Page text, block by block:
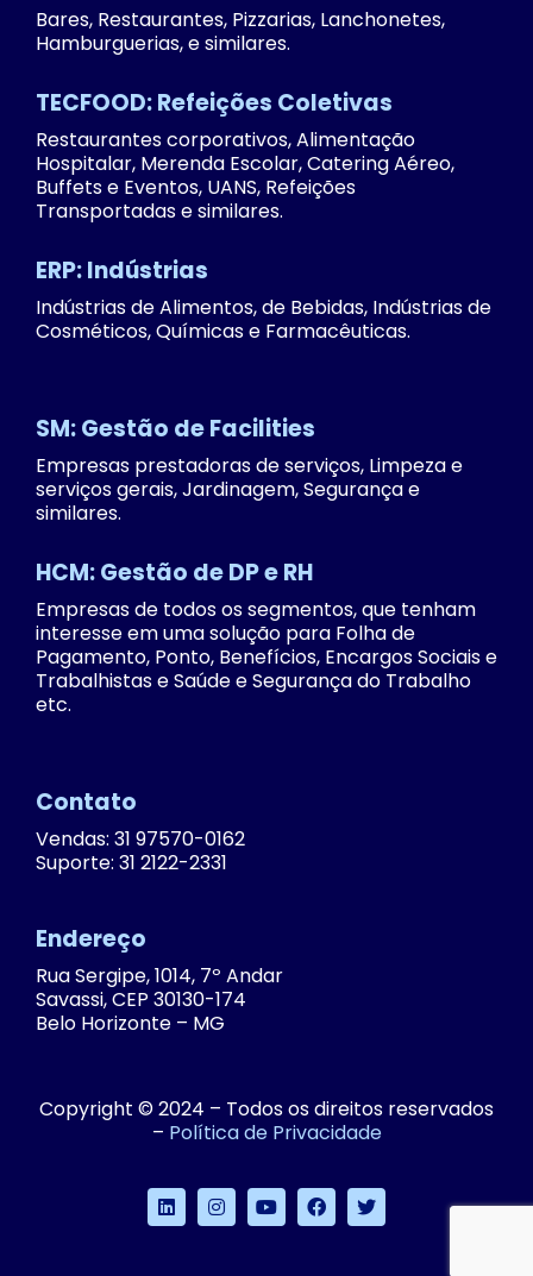
Bares, Restaurantes, Pizzarias, Lanchonetes,
Hamburguerias, e similares.
TECFOOD: Refeições Coletivas
Restaurantes corporativos, Alimentação
Hospitalar, Merenda Escolar, Catering Aéreo,
Buffets e Eventos, UANS, Refeições
Transportadas e similares.
ERP: Indústrias
Indústrias de Alimentos, de Bebidas, Indústrias de
Cosméticos, Químicas e Farmacêuticas.
SM: Gestão de Facilities
Empresas prestadoras de serviços, Limpeza e
serviços gerais, Jardinagem, Segurança e
similares.
HCM: Gestão de DP e RH
Empresas de todos os segmentos, que tenham
interesse em uma solução para Folha de
Pagamento, Ponto, Benefícios, Encargos Sociais e
Trabalhistas e Saúde e Segurança do Trabalho
etc.
Contato
Vendas: 31 97570-0162
Suporte: 31 2122-2331
Endereço
Rua Sergipe, 1014, 7º Andar
Savassi, CEP 30130-174
Belo Horizonte – MG
Copyright © 2024 – Todos os direitos reservados
– Política de Privacidade